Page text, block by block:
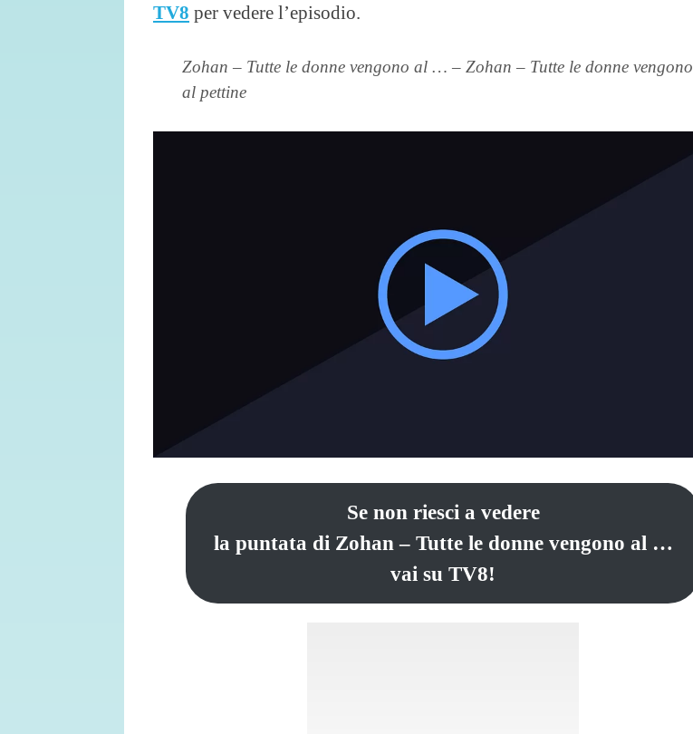
TV8 per vedere l’episodio.
Zohan – Tutte le donne vengono al … – Zohan – Tutte le donne vengono
al pettine
Se non riesci a vedere
la puntata di Zohan – Tutte le donne vengono al …
vai su TV8!